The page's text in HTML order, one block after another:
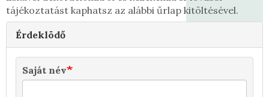
Egyedi ajánlat kérése
tájékoztatást kaphatsz az alábbi űrlap kitöltésével.
Érdeklödő
Saját név